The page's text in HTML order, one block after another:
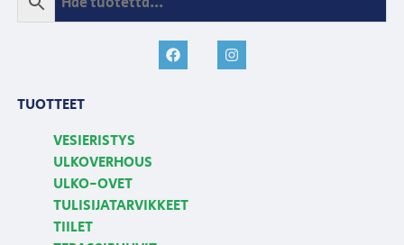
TUOTTEET
VESIERISTYS
ULKOVERHOUS
ULKO-OVET
TULISIJATARVIKKEET
TIILET